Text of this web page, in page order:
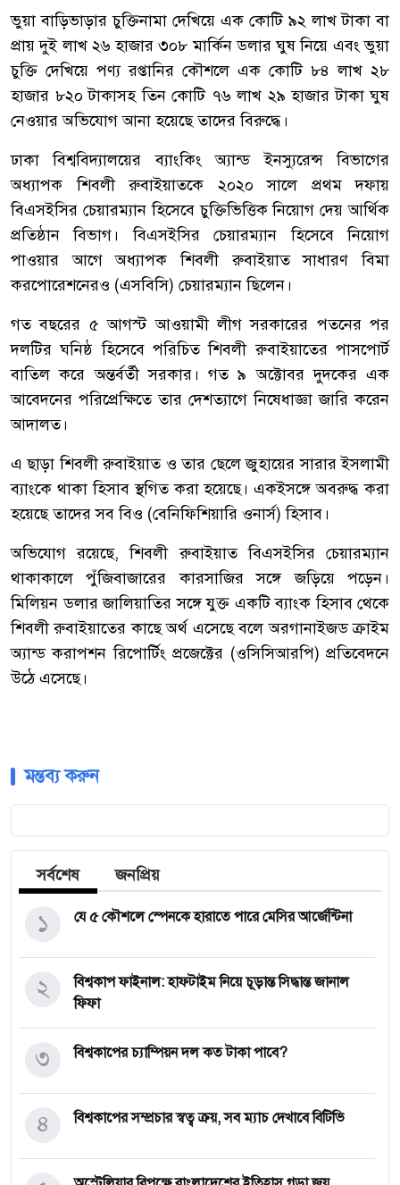
ভুয়া বাড়িভাড়ার চুক্তিনামা দেখিয়ে এক কোটি ৯২ লাখ টাকা বা
প্রায় দুই লাখ ২৬ হাজার ৩০৮ মার্কিন ডলার ঘুষ নিয়ে এবং ভুয়া
চুক্তি দেখিয়ে পণ্য রপ্তানির কৌশলে এক কোটি ৮৪ লাখ ২৮
হাজার ৮২০ টাকাসহ তিন কোটি ৭৬ লাখ ২৯ হাজার টাকা ঘুষ
নেওয়ার অভিযোগ আনা হয়েছে তাদের বিরুদ্ধে।
ঢাকা বিশ্ববিদ্যালয়ের ব্যাংকিং অ্যান্ড ইনস্যুরেন্স বিভাগের
অধ্যাপক শিবলী রুবাইয়াতকে ২০২০ সালে প্রথম দফায়
বিএসইসির চেয়ারম্যান হিসেবে চুক্তিভিত্তিক নিয়োগ দেয় আর্থিক
প্রতিষ্ঠান বিভাগ। বিএসইসির চেয়ারম্যান হিসেবে নিয়োগ
পাওয়ার আগে অধ্যাপক শিবলী রুবাইয়াত সাধারণ বিমা
করপোরেশনেরও (এসবিসি) চেয়ারম্যান ছিলেন।
গত বছরের ৫ আগস্ট আওয়ামী লীগ সরকারের পতনের পর
দলটির ঘনিষ্ঠ হিসেবে পরিচিত শিবলী রুবাইয়াতের পাসপোর্ট
বাতিল করে অন্তর্বর্তী সরকার। গত ৯ অক্টোবর দুদকের এক
আবেদনের পরিপ্রেক্ষিতে তার দেশত্যাগে নিষেধাজ্ঞা জারি করেন
আদালত।
এ ছাড়া শিবলী রুবাইয়াত ও তার ছেলে জুহায়ের সারার ইসলামী
ব্যাংকে থাকা হিসাব স্থগিত করা হয়েছে। একইসঙ্গে অবরুদ্ধ করা
হয়েছে তাদের সব বিও (বেনিফিশিয়ারি ওনার্স) হিসাব।
অভিযোগ রয়েছে, শিবলী রুবাইয়াত বিএসইসির চেয়ারম্যান
থাকাকালে পুঁজিবাজারের কারসাজির সঙ্গে জড়িয়ে পড়েন।
মিলিয়ন ডলার জালিয়াতির সঙ্গে যুক্ত একটি ব্যাংক হিসাব থেকে
শিবলী রুবাইয়াতের কাছে অর্থ এসেছে বলে অরগানাইজড ক্রাইম
অ্যান্ড করাপশন রিপোর্টিং প্রজেক্টের (ওসিসিআরপি) প্রতিবেদনে
উঠে এসেছে।
মন্তব্য করুন
সর্বশেষ জনপ্রিয়
যে ৫ কৌশলে স্পেনকে হারাতে পারে মেসির আর্জেন্টিনা
১
বিশ্বকাপ ফাইনাল: হাফটাইম নিয়ে চূড়ান্ত সিদ্ধান্ত জানাল
ফিফা
২
বিশ্বকাপের চ্যাম্পিয়ন দল কত টাকা পাবে?
৩
বিশ্বকাপের সম্প্রচার স্বত্ব ক্রয়, সব ম্যাচ দেখাবে বিটিভি
৪